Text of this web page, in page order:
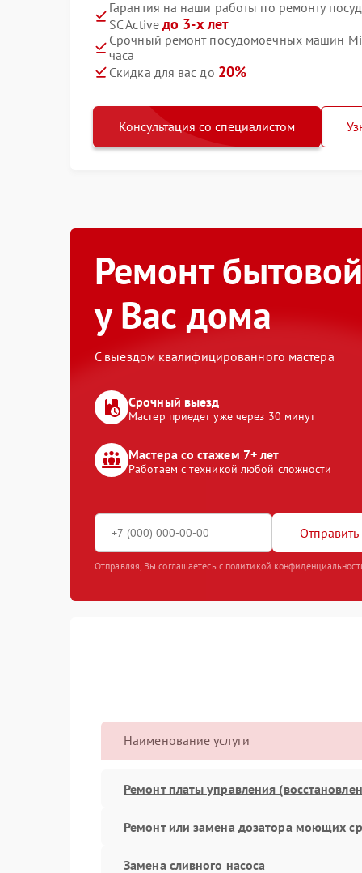
Гарантия на наши работы по ремонту
SC Active до 3-х лет
Срочный ремонт посудомоечных машин
часа
Скидка для вас до 20%
Консультация со специалистом
Ремонт
у Вас дома
С выездом квалифицированного мастера
Срочный выезд
Мастер приедет уже через 30 минут
Мастера со стажем 7+ лет
Работаем с техникой любой сложности
Отправить
Отправляя, Вы соглашаетесь с политикой
Наименование услуги
Ремонт платы управления
Ремонт или замена дозатора моющих
Замена сливного насоса